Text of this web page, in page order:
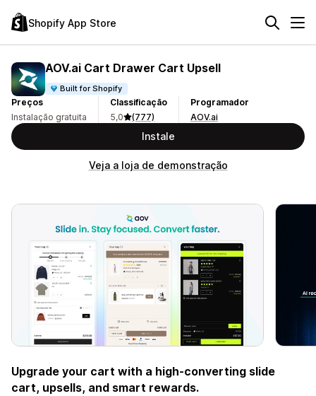
Shopify App Store
AOV.ai Cart Drawer Cart Upsell
Built for Shopify
Preços
Instalação gratuita
Classificação
5,0
(777)
Programador
AOV.ai
Instale
Veja a loja de demonstração
Upgrade your cart with a high-converting slide
cart, upsells, and smart rewards.